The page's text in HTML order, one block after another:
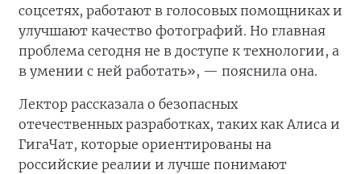
соцсетях, работают в голосовых помощниках и
улучшают качество фотографий. Но главная
проблема сегодня не в доступе к технологии, а
в умении с ней работать», — пояснила она.
Лектор рассказала о безопасных
отечественных разработках, таких как Алиса и
ГигаЧат, которые ориентированы на
российские реалии и лучше понимают